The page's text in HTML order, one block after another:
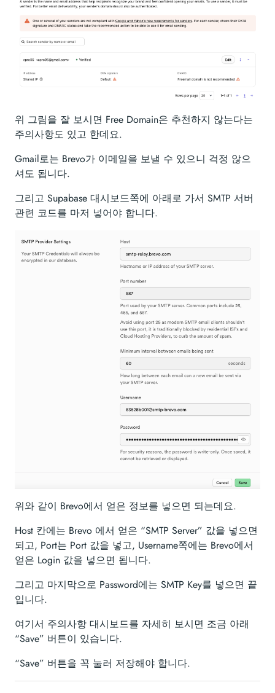
위 그림을 잘 보시면 Free Domain은 추천하지 않는다는
주의사항도 있고 한데요.
Gmail로는 Brevo가 이메일을 보낼 수 있으니 걱정 않으
셔도 됩니다.
그리고 Supabase 대시보드쪽에 아래로 가서 SMTP 서버
관련 코드를 마저 넣어야 합니다.
위와 같이 Brevo에서 얻은 정보를 넣으면 되는데요.
Host 칸에는 Brevo 에서 얻은 “SMTP Server” 값을 넣으면
되고, Port는 Port 값을 넣고, Username쪽에는 Brevo에서
얻은 Login 값을 넣으면 됩니다.
그리고 마지막으로 Password에는 SMTP Key를 넣으면 끝
입니다.
여기서 주의사항 대시보드를 자세히 보시면 조금 아래
“Save” 버튼이 있습니다.
“Save” 버튼을 꼭 눌러 저장해야 합니다.